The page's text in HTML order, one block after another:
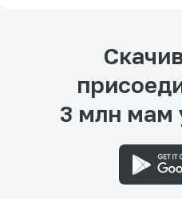
3 млн мам